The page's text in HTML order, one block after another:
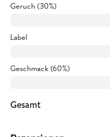
Geruch (30%)
Label
Geschmack (60%)
Gesamt